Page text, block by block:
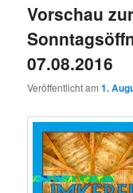
Vorschau
07.08.2016
Veröffentlicht am1.